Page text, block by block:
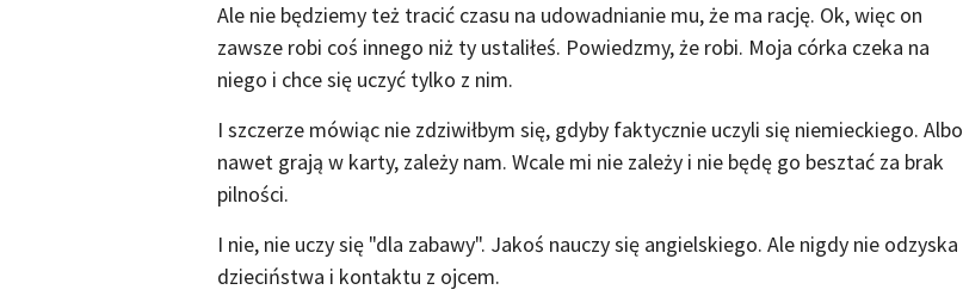
Ale nie będziemy też tracić czasu na udowadnianie mu, że ma rację. Ok, więc on
zawsze robi coś innego niż ty ustaliłeś. Powiedzmy, że robi. Moja córka czeka na
niego i chce się uczyć tylko z nim.
I szczerze mówiąc nie zdziwiłbym się, gdyby faktycznie uczyli się niemieckiego. Albo
nawet grają w karty, zależy nam. Wcale mi nie zależy i nie będę go besztać za brak
pilności.
I nie, nie uczy się "dla zabawy". Jakoś nauczy się angielskiego. Ale nigdy nie odzyska
dzieciństwa i kontaktu z ojcem.